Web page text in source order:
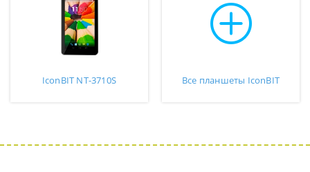
IconBIT NT-3710S Все планшеты IconBIT